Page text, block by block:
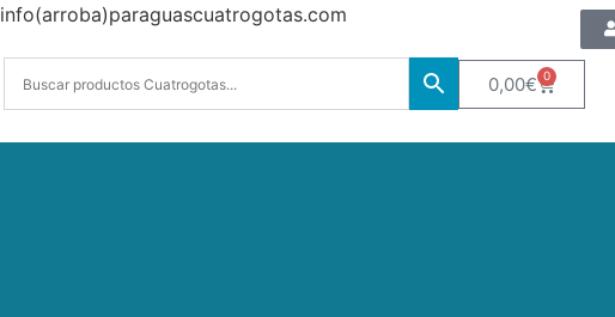
info(arroba)paraguascuatrogotas.com
0,00€ 0